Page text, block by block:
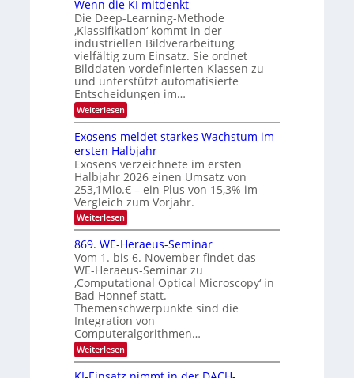
N
T
e
c
h
T
a
l
k
s
a
u
d
e
r
V
I
S
I
O
N
2
0
2
6
u
n
g
z
u
E
l
e
k
t
r
o
n
i
k
-
u
n
d
B
i
l
d
v
e
Wenn die KI mitdenkt
Die Deep-Learning-Methode
‚Klassifikation‘ kommt in der
industriellen Bildverarbeitung
vielfältig zum Einsatz. Sie ordnet
Bilddaten vordefinierten Klassen zu
und unterstützt automatisierte
Entscheidungen im…
Weiterlesen:
W
n
n
d
i
e
K
I
m
i
t
d
e
n
k
t
Exosens meldet starkes Wachstum im
ersten Halbjahr
Exosens verzeichnete im ersten
Halbjahr 2026 einen Umsatz von
253,1Mio.€ – ein Plus von 15,3% im
Vergleich zum Vorjahr.
Weiterlesen:
E
x
o
s
e
n
s
m
e
l
d
e
t
s
869. WE-Heraeus-Seminar
Vom 1. bis 6. November findet das
WE-Heraeus-Seminar zu
‚Computational Optical Microscopy‘ in
Bad Honnef statt.
Themenschwerpunkte sind die
Integration von
Computeralgorithmen…
Weiterlesen:
8